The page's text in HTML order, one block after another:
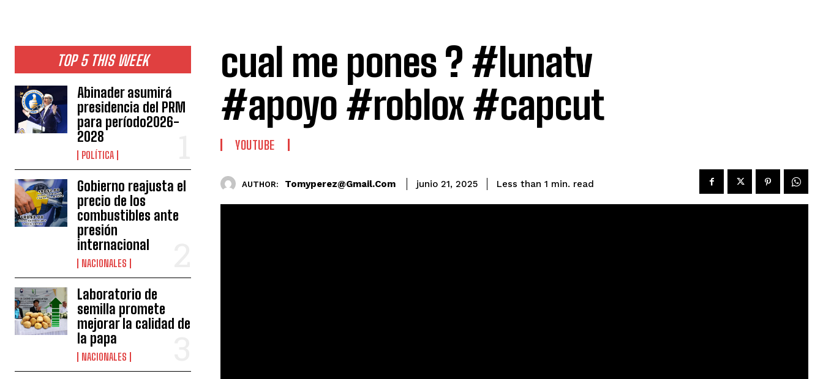
TOP 5 THIS WEEK
Abinader asumirá
presidencia del PRM
para período2026-
2028
POLÍTICA
Gobierno reajusta el
precio de los
combustibles ante
presión
internacional
NACIONALES
Laboratorio de
semilla promete
mejorar la calidad de
la papa
NACIONALES
cual me pones ? #lunatv
#apoyo #roblox #capcut
YOUTUBE
AUTHOR: Tomyperez@gmail.com junio 21, 2025 Less than 1 min. read